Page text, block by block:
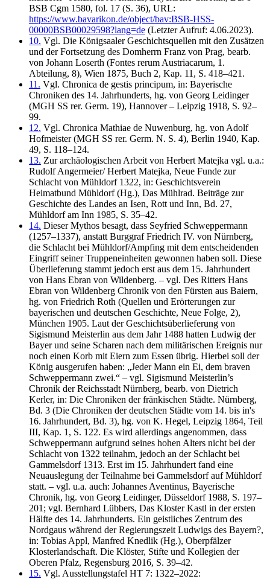
BSB Cgm 1580, fol. 17 (S. 36), URL:
https://www.bavarikon.de/object/bav:BSB-HSS-
00000BSB00029598?lang=de (Letzter Aufruf: 4.06.2023).
10. Vgl. Die Königsaaler Geschichtsquellen mit den Zusätzen
und der Fortsetzung des Domherrn Franz von Prag, bearb.
von Johann Loserth (Fontes rerum Austriacarum, 1.
Abteilung, 8), Wien 1875, Buch 2, Kap. 11, S. 418–421.
11. Vgl. Chronica de gestis principum, in: Bayerische
Chroniken des 14. Jahrhunderts, hg. von Georg Leidinger
(MGH SS rer. Germ. 19), Hannover – Leipzig 1918, S. 92–
99.
12. Vgl. Chronica Mathiae de Nuwenburg, hg. von Adolf
Hofmeister (MGH SS rer. Germ. N. S. 4), Berlin 1940, Kap.
49, S. 118–124.
13. Zur archäologischen Arbeit von Herbert Matejka vgl. u.a.:
Rudolf Angermeier/ Herbert Matejka, Neue Funde zur
Schlacht von Mühldorf 1322, in: Geschichtsverein
Heimatbund Mühldorf (Hg.), Das Mühlrad. Beiträge zur
Geschichte des Landes an Isen, Rott und Inn, Bd. 27,
Mühldorf am Inn 1985, S. 35–42.
14. Dieser Mythos besagt, dass Seyfried Schweppermann
(1257–1337), anstatt Burggraf Friedrich IV. von Nürnberg,
die Schlacht bei Mühldorf/Ampfing mit dem entscheidenden
Eingriff seiner Truppeneinheiten gewonnen haben soll. Diese
Überlieferung stammt jedoch erst aus dem 15. Jahrhundert
von Hans Ebran von Wildenberg. – vgl. Des Ritters Hans
Ebran von Wildenberg Chronik von den Fürsten aus Baiern,
hg. von Friedrich Roth (Quellen und Erörterungen zur
bayerischen und deutschen Geschichte, Neue Folge, 2),
München 1905. Laut der Geschichtsüberlieferung von
Sigismund Meisterlin aus dem Jahr 1488 hatten Ludwig der
Bayer und seine Scharen nach dem militärischen Ereignis nur
noch einen Korb mit Eiern zum Essen übrig. Hierbei soll der
König ausgerufen haben: „Jeder Mann ein Ei, dem braven
Schweppermann zwei.“ – vgl. Sigismund Meisterlin’s
Chronik der Reichsstadt Nürnberg, bearb. von Dietrich
Kerler, in: Die Chroniken der fränkischen Städte. Nürnberg,
Bd. 3 (Die Chroniken der deutschen Städte vom 14. bis in's
16. Jahrhundert, Bd. 3), hg. von K. Hegel, Leipzig 1864, Teil
III, Kap. 1, S. 122. Es wird allerdings angenommen, dass
Schweppermann aufgrund seines hohen Alters nicht bei der
Schlacht von 1322 teilnahm, jedoch an der Schlacht bei
Gammelsdorf 1313. Erst im 15. Jahrhundert fand eine
Neuauslegung der Teilnahme bei Gammelsdorf auf Mühldorf
statt. – vgl. u.a. auch: Johannes Aventinus, Bayerische
Chronik, hg. von Georg Leidinger, Düsseldorf 1988, S. 197–
201; vgl. Bernhard Lübbers, Das Kloster Kastl in der ersten
Hälfte des 14. Jahrhunderts. Ein geistliches Zentrum des
Nordgaus während der Regierungszeit Ludwigs des Bayern?,
in: Tobias Appl, Manfred Knedlik (Hg.), Oberpfälzer
Klosterlandschaft. Die Klöster, Stifte und Kollegien der
Oberen Pfalz, Regensburg 2016, S. 39–42.
15. Vgl. Ausstellungstafel HT 7: 1322–2022: